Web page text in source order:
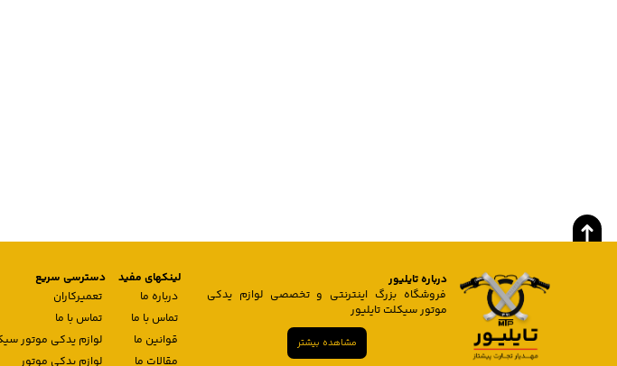
درباره تایلیور
فروشگاه بزرگ اینترنتی و تخصصی لوازم یدکی
موتور سیکلت تایلیور
مشاهده بیشتر
لینکهای مفید
درباره ما
تماس با ما
قوانین ما
مقالات ما
دسترسی سریع
تعمیرکاران
تماس با ما
لوازم یدکی موتور
لوازم یدکی موتور